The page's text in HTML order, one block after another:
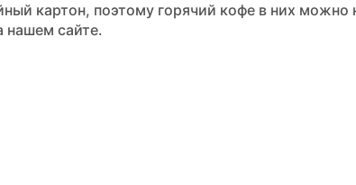
картон, поэтому горячий кофе в них
нашем сайте.